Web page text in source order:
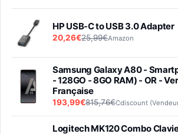
HP USB-C to USB 3.0 Adapter
20,26€25,99€Amazon
Samsung Galaxy A80 -
- 128GO - 8GO RAM) - OR -
Française
193,99€815,76€Cdiscount
Logitech MK120 Combo